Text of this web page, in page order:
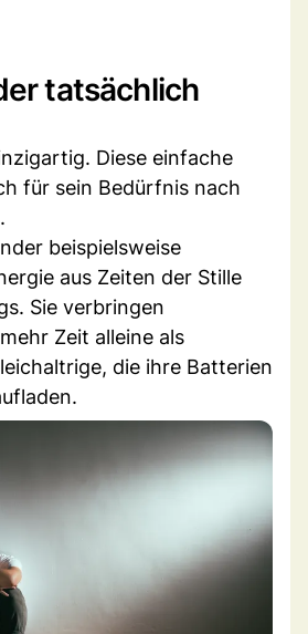
tatsächlich
Diese einfache
für sein Bedürfnis nach
beispielsweise
aus Zeiten der Stille
Sie verbringen
Zeit alleine als
die ihre Batterien